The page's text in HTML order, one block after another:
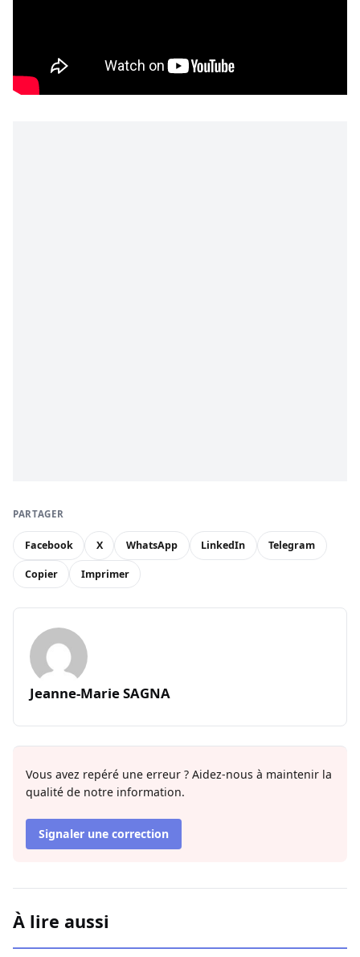
PARTAGER
Facebook X WhatsApp LinkedIn Telegram
Copier Imprimer
Jeanne-Marie SAGNA
Vous avez repéré une erreur ? Aidez-nous à maintenir la
qualité de notre information.
Signaler une correction
À lire aussi